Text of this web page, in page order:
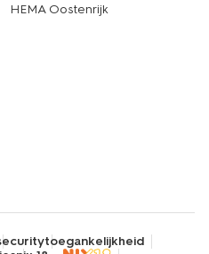
HEMA Oostenrijk
toegankelijkheid